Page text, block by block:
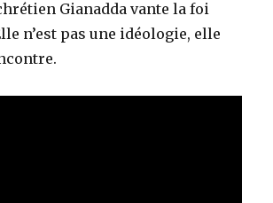
Gianadda vante la foi
n’est pas une idéologie, elle